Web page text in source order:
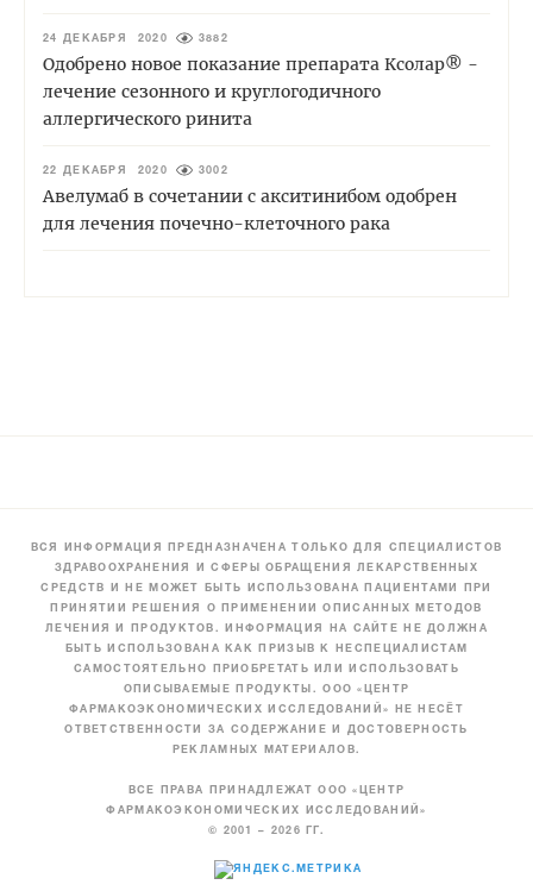
24 ДЕКАБРЯ 2020 3882
Одобрено новое показание препарата Кcолар® -
лечение сезонного и круглогодичного
аллергического ринита
22 ДЕКАБРЯ 2020 3002
Авелумаб в сочетании с акситинибом одобрен
для лечения почечно-клеточного рака
ВСЯ ИНФОРМАЦИЯ ПРЕДНАЗНАЧЕНА ТОЛЬКО ДЛЯ СПЕЦИАЛИСТОВ
ЗДРАВООХРАНЕНИЯ И СФЕРЫ ОБРАЩЕНИЯ ЛЕКАРСТВЕННЫХ
СРЕДСТВ И НЕ МОЖЕТ БЫТЬ ИСПОЛЬЗОВАНА ПАЦИЕНТАМИ ПРИ
ПРИНЯТИИ РЕШЕНИЯ О ПРИМЕНЕНИИ ОПИСАННЫХ МЕТОДОВ
ЛЕЧЕНИЯ И ПРОДУКТОВ. ИНФОРМАЦИЯ НА САЙТЕ НЕ ДОЛЖНА
БЫТЬ ИСПОЛЬЗОВАНА КАК ПРИЗЫВ К НЕСПЕЦИАЛИСТАМ
САМОСТОЯТЕЛЬНО ПРИОБРЕТАТЬ ИЛИ ИСПОЛЬЗОВАТЬ
ОПИСЫВАЕМЫЕ ПРОДУКТЫ. ООО «ЦЕНТР
ФАРМАКОЭКОНОМИЧЕСКИХ ИССЛЕДОВАНИЙ» НЕ НЕСЁТ
ОТВЕТСТВЕННОСТИ ЗА СОДЕРЖАНИЕ И ДОСТОВЕРНОСТЬ
РЕКЛАМНЫХ МАТЕРИАЛОВ.
ВСЕ ПРАВА ПРИНАДЛЕЖАТ ООО «ЦЕНТР
ФАРМАКОЭКОНОМИЧЕСКИХ ИССЛЕДОВАНИЙ»
© 2001 – 2026 ГГ.